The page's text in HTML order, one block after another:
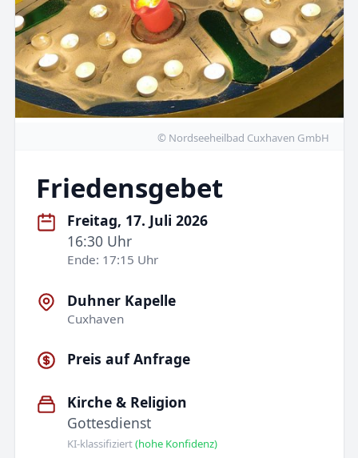
© Nordseeheilbad Cuxhaven GmbH
Friedensgebet
Freitag, 17. Juli 2026
16:30 Uhr
Ende: 17:15 Uhr
Duhner Kapelle
Cuxhaven
Preis auf Anfrage
Kirche & Religion
Gottesdienst
KI-klassifiziert(hohe Konfidenz)